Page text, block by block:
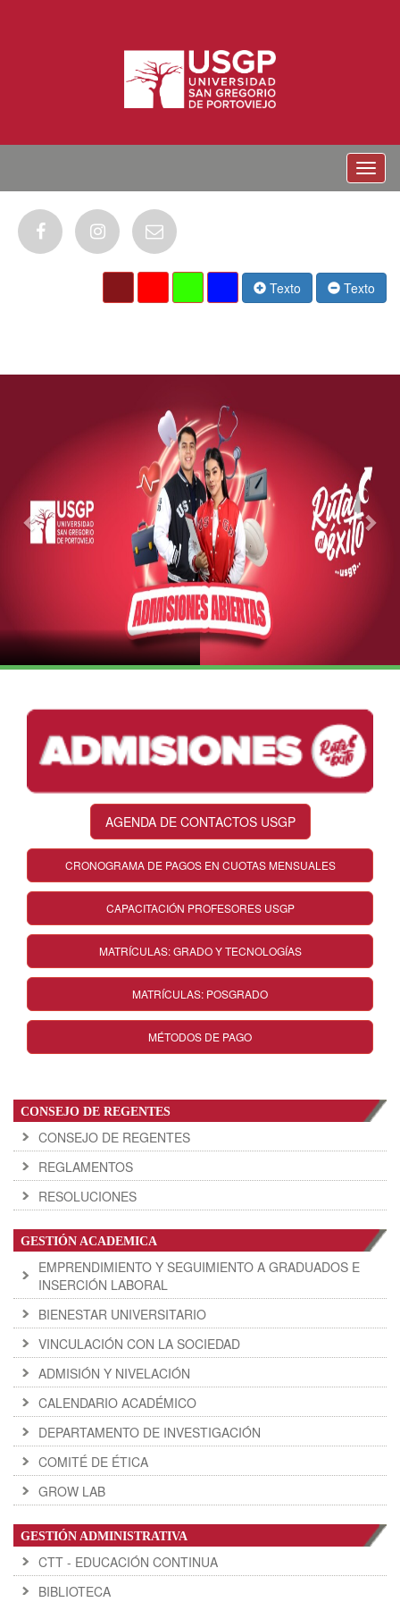
Menu
Texto Texto
AGENDA DE CONTACTOS USGP
CRONOGRAMA DE PAGOS EN CUOTAS MENSUALES
CAPACITACIÓN PROFESORES USGP
MATRÍCULAS: GRADO Y TECNOLOGÍAS
MATRÍCULAS: POSGRADO
MÉTODOS DE PAGO
CONSEJO DE REGENTES
CONSEJO DE REGENTES
REGLAMENTOS
RESOLUCIONES
GESTIÓN ACADEMICA
EMPRENDIMIENTO Y SEGUIMIENTO A GRADUADOS E
INSERCIÓN LABORAL
BIENESTAR UNIVERSITARIO
VINCULACIÓN CON LA SOCIEDAD
ADMISIÓN Y NIVELACIÓN
CALENDARIO ACADÉMICO
DEPARTAMENTO DE INVESTIGACIÓN
COMITÉ DE ÉTICA
GROW LAB
GESTIÓN ADMINISTRATIVA
CTT - EDUCACIÓN CONTINUA
BIBLIOTECA